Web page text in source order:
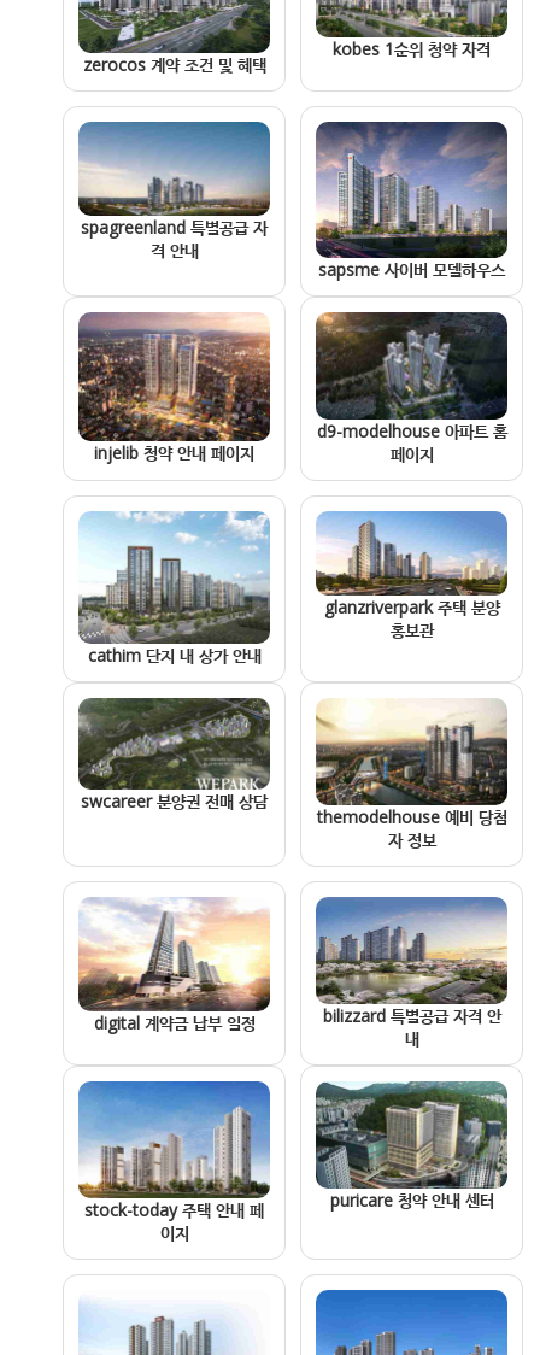
zerocos 계약 조건 및 혜택
kobes 1순위 청약 자격
spagreenland 특별공급 자
격 안내
sapsme 사이버 모델하우스
injelib 청약 안내 페이지
d9-modelhouse 아파트 홈
페이지
cathim 단지 내 상가 안내
glanzriverpark 주택 분양
홍보관
swcareer 분양권 전매 상담
themodelhouse 예비 당첨
자 정보
digital 계약금 납부 일정
bilizzard 특별공급 자격 안
내
stock-today 주택 안내 페
이지
puricare 청약 안내 센터